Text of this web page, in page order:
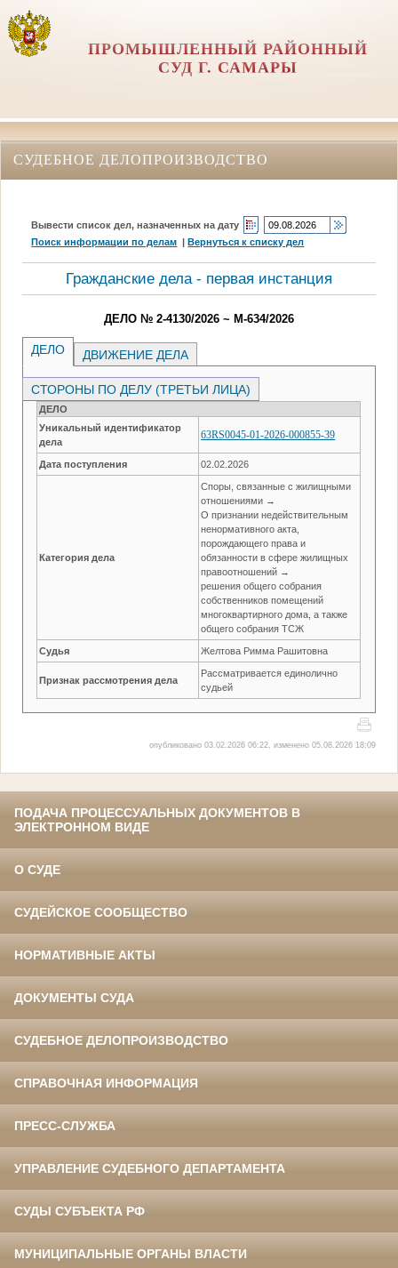
ПРОМЫШЛЕННЫЙ РАЙОННЫЙ
СУД Г. САМАРЫ
СУДЕБНОЕ ДЕЛОПРОИЗВОДСТВО
Вывести список дел, назначенных на дату
Поиск информации по делам |Вернуться к списку дел
Гражданские дела - первая инстанция
ДЕЛО № 2-4130/2026 ~ М-634/2026
ДЕЛО ДВИЖЕНИЕ ДЕЛА
СТОРОНЫ ПО ДЕЛУ (ТРЕТЬИ ЛИЦА)
ДЕЛО
Уникальный идентификатор
дела
63RS0045-01-2026-000855-39
Дата поступления 02.02.2026
Категория дела
Споры, связанные с жилищными
отношениями →
О признании недействительным
ненормативного акта,
порождающего права и
обязанности в сфере жилищных
правоотношений →
решения общего собрания
собственников помещений
многоквартирного дома, а также
общего собрания ТСЖ
Судья Желтова Римма Рашитовна
Признак рассмотрения дела
Рассматривается единолично
судьей
опубликовано 03.02.2026 06:22, изменено 05.08.2026 18:09
ПОДАЧА ПРОЦЕССУАЛЬНЫХ ДОКУМЕНТОВ В
ЭЛЕКТРОННОМ ВИДЕ
О СУДЕ
СУДЕЙСКОЕ СООБЩЕСТВО
НОРМАТИВНЫЕ АКТЫ
ДОКУМЕНТЫ СУДА
СУДЕБНОЕ ДЕЛОПРОИЗВОДСТВО
СПРАВОЧНАЯ ИНФОРМАЦИЯ
ПРЕСС-СЛУЖБА
УПРАВЛЕНИЕ СУДЕБНОГО ДЕПАРТАМЕНТА
СУДЫ СУБЪЕКТА РФ
МУНИЦИПАЛЬНЫЕ ОРГАНЫ ВЛАСТИ